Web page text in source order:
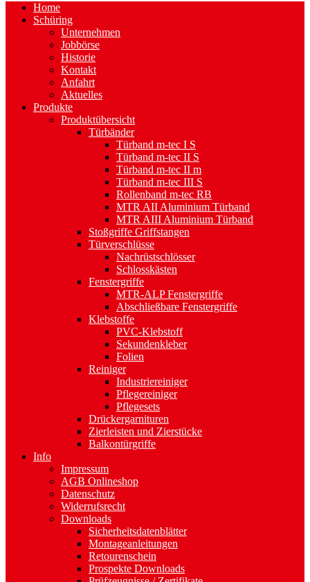
Home
Schüring
Unternehmen
Jobbörse
Historie
Kontakt
Anfahrt
Aktuelles
Produkte
Produktübersicht
Türbänder
Türband m-tec I S
Türband m-tec II S
Türband m-tec II m
Türband m-tec III S
Rollenband m-tec RB
MTR AII Aluminium Türband
MTR AIII Aluminium Türband
Stoßgriffe Griffstangen
Türverschlüsse
Nachrüstschlösser
Schlosskästen
Fenstergriffe
MTR-ALP Fenstergriffe
Abschließbare Fenstergriffe
Klebstoffe
PVC-Klebstoff
Sekundenkleber
Folien
Reiniger
Industriereiniger
Pflegereiniger
Pflegesets
Drückergarnituren
Zierleisten und Zierstücke
Balkontürgriffe
Info
Impressum
AGB Onlineshop
Datenschutz
Widerrufsrecht
Downloads
Sicherheitsdatenblätter
Montageanleitungen
Retourenschein
Prospekte Downloads